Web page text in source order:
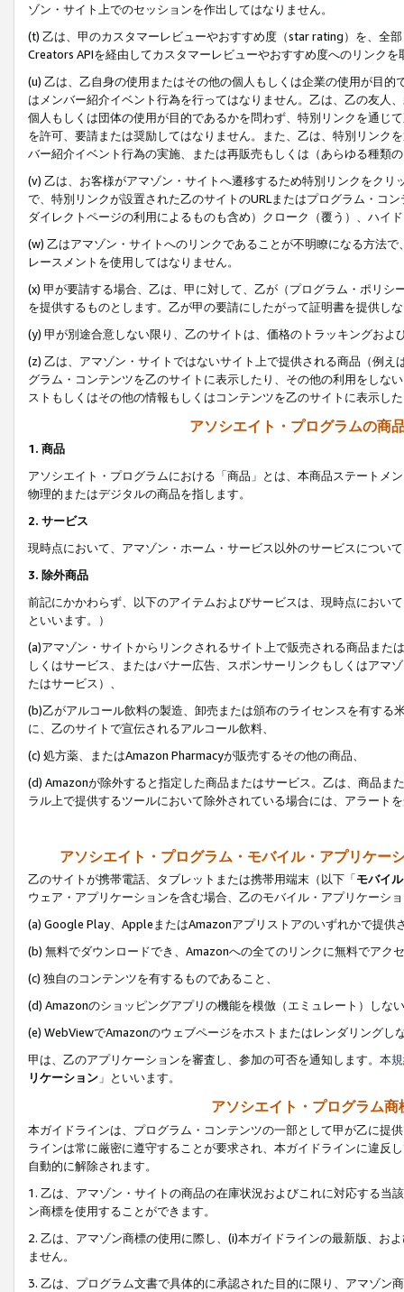
ゾン・サイト上でのセッションを作出してはなりません。
(t) 乙は、甲のカスタマーレビューやおすすめ度（star rating）を、全
Creators APIを経由してカスタマーレビューやおすすめ度へのリンクを
(u) 乙は、乙自身の使用またはその他の個人もしくは企業の使用が目
はメンバー紹介イベント行為を行ってはなりません。乙は、乙の友人
個人もしくは団体の使用が目的であるかを問わず、特別リンクを通じ
を許可、要請または奨励してはなりません。また、乙は、特別リンク
バー紹介イベント行為の実施、または再販売もしくは（あらゆる種類
(v) 乙は、お客様がアマゾン・サイトへ遷移するため特別リンクをク
で、特別リンクが設置された乙のサイトのURLまたはプログラム・コ
ダイレクトページの利用によるものも含め）クローク（覆う）、ハイ
(w) 乙はアマゾン・サイトへのリンクであることが不明瞭になる方法
レースメントを使用してはなりません。
(x) 甲が要請する場合、乙は、甲に対して、乙が（プログラム・ポリ
を提供するものとします。乙が甲の要請にしたがって証明書を提供し
(y) 甲が別途合意しない限り、乙のサイトは、価格のトラッキングお
(z) 乙は、アマゾン・サイトではないサイト上で提供される商品（例
グラム・コンテンツを乙のサイトに表示したり、その他の利用をしな
ストもしくはその他の情報もしくはコンテンツを乙のサイトに表示し
アソシエイト・プログラムの商
1. 商品
アソシエイト・プログラムにおける「商品」とは、本商品ステートメ
物理的またはデジタルの商品を指します。
2. サービス
現時点において、アマゾン・ホーム・サービス以外のサービスについ
3. 除外商品
前記にかかわらず、以下のアイテムおよびサービスは、現時点におい
といいます。）
(a)アマゾン・サイトからリンクされるサイト上で販売される商品ま
しくはサービス、またはバナー広告、スポンサーリンクもしくはアマ
たはサービス）、
(b)乙がアルコール飲料の製造、卸売または頒布のライセンスを有す
に、乙のサイトで宣伝されるアルコール飲料、
(c) 処方薬、またはAmazon Pharmacyが販売するその他の商品、
(d) Amazonが除外すると指定した商品またはサービス。乙は、商品ま
ラル上で提供するツールにおいて除外されている場合には、アラート
アソシエイト・プログラム・モバイル・アプリケー
乙のサイトが携帯電話、タブレットまたは携帯用端末（以下「モバイ
ウェア・アプリケーションを含む場合、乙のモバイル・アプリケーシ
(a) Google Play、AppleまたはAmazonアプリストアのいずれかで提供
(b) 無料でダウンロードでき、Amazonへの全てのリンクに無料でアク
(c) 独自のコンテンツを有するものであること、
(d) Amazonのショッピングアプリの機能を模倣（エミュレート）しな
(e) WebViewでAmazonのウェブページをホストまたはレンダリングし
甲は、乙のアプリケーションを審査し、参加の可否を通知します。 本
リケーション 」といいます。
アソシエイト・プログラム
本ガイドラインは、プログラム・コンテンツの一部として甲が乙に提
ラインは常に厳密に遵守することが要求され、本ガイドラインに違反
自動的に解除されます。
1. 乙は、アマゾン・サイトの商品の在庫状況およびこれに対応する
ン商標を使用することができます。
2. 乙は、アマゾン商標の使用に際し、(i)本ガイドラインの最新版、お
ません。
3. 乙は、プログラム文書で具体的に承認された目的に限り、アマゾン